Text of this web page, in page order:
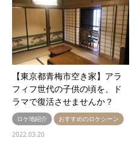
【東京都青梅市空き家】アラ
フィフ世代の子供の頃を、ド
ラマで復活させませんか？
ロケ地紹介
おすすめのロケシーン
2022.03.20